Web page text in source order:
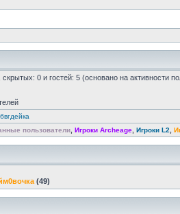
скрытых: 0 и гостей: 5 (основано на активности
пользователи Игроки Archeage Игроки L2
(49)